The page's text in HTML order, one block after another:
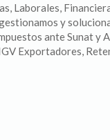
Laborales,
y
ante Sunat y
Exportadores,